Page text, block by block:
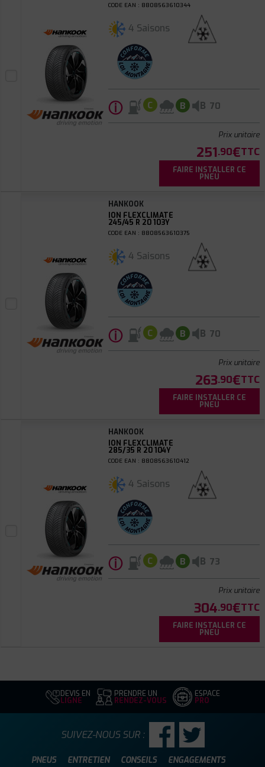
CODE EAN : 8808563610344
4 Saisons
ⓘ C B B 70
Prix unitaire
251.90€TTC
FAIRE INSTALLER CE
PNEU
HANKOOK
ION FLEXCLIMATE
245/45 R 20 103Y
CODE EAN : 8808563610375
4 Saisons
ⓘ C B B 70
Prix unitaire
263.90€TTC
FAIRE INSTALLER CE
PNEU
HANKOOK
ION FLEXCLIMATE
285/35 R 20 104Y
CODE EAN : 8808563610412
4 Saisons
ⓘ C B B 73
Prix unitaire
304.90€TTC
FAIRE INSTALLER CE
PNEU
DEVIS EN
LIGNE
PRENDRE UN
RENDEZ-VOUS
ESPACE
PRO
PNEUS ENTRETIEN CONSEILS ENGAGEMENTS
SUIVEZ-NOUS SUR :